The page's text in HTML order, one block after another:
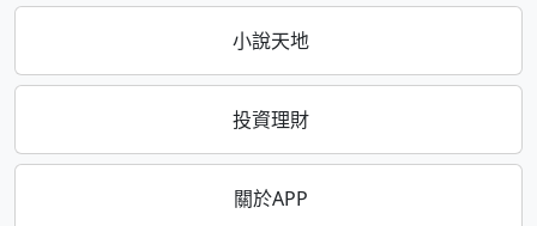
小說天地
投資理財
關於APP